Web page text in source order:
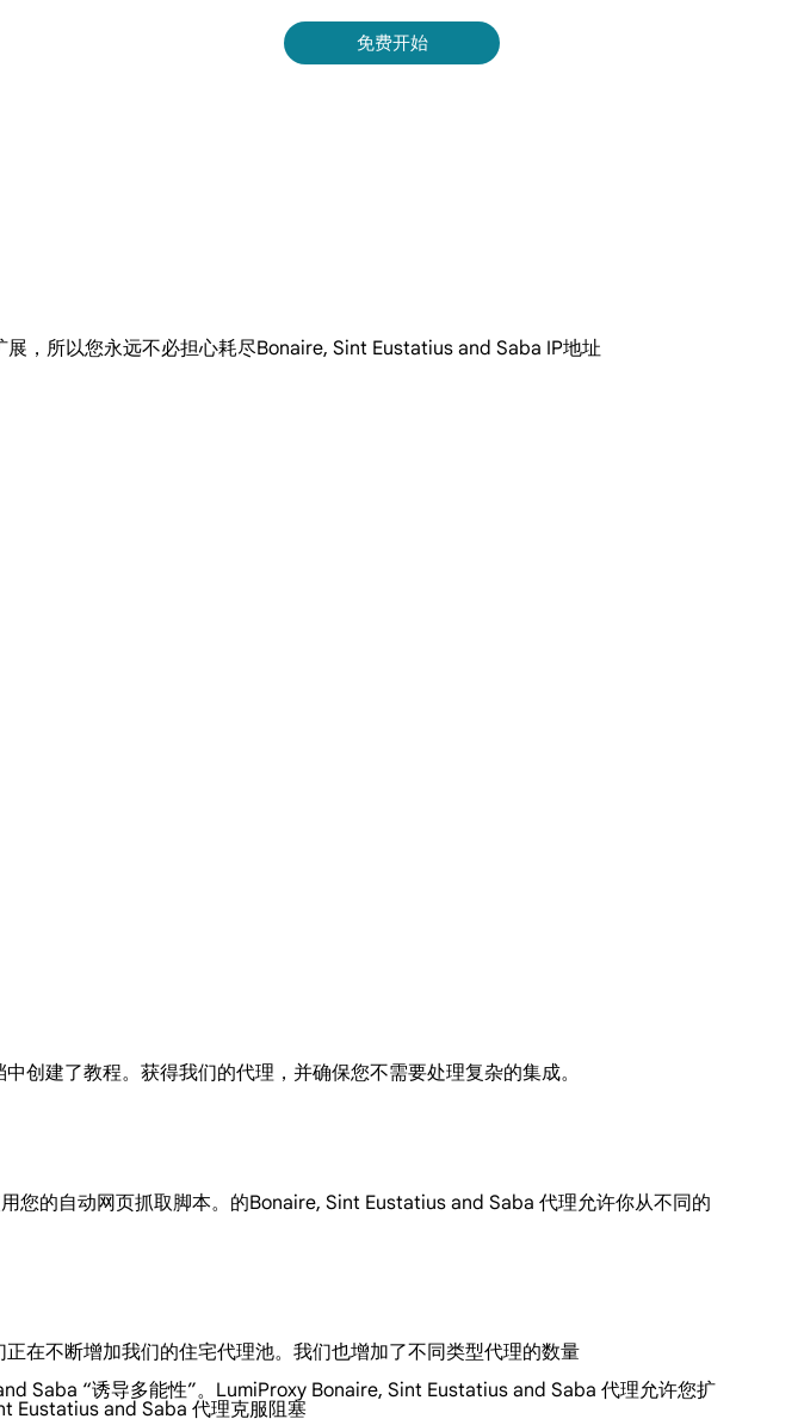
免费开始
，所以您永远不必担心耗尽Bonaire, Sint Eustatius and Saba IP地址
创建了教程。获得我们的代理，并确保您不需要处理复杂的集成。
的自动网页抓取脚本。的Bonaire, Sint Eustatius and Saba 代理允许你从不同的
在不断增加我们的住宅代理池。我们也增加了不同类型代理的数量
Saba “诱导多能性”。LumiProxy Bonaire, Sint Eustatius and Saba 代理允许您扩
Eustatius and Saba 代理克服阻塞